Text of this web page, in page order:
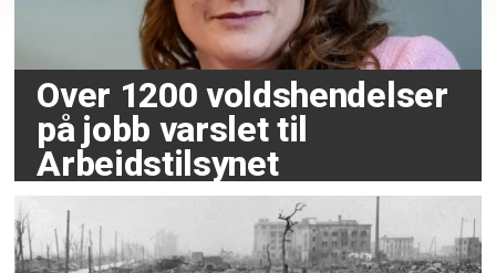
Over 1200 voldshendelser
på jobb varslet til
Arbeidstilsynet